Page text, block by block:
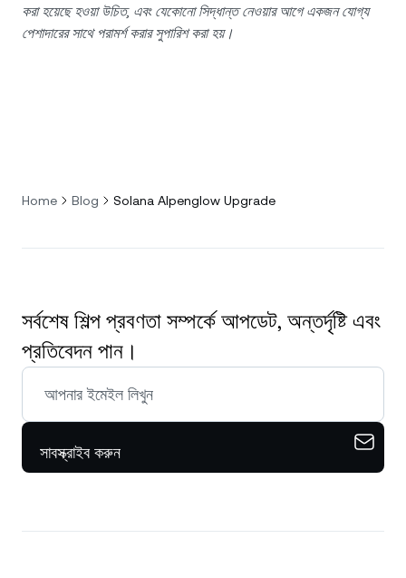
করা হয়েছে হওয়া উচিত, এবং যেকোনো সিদ্ধান্ত নেওয়ার আগে একজন যোগ্য
পেশাদারের সাথে পরামর্শ করার সুপারিশ করা হয়।
Home Blog Solana Alpenglow Upgrade
সর্বশেষ শিল্প প্রবণতা সম্পর্কে আপডেট, অন্তর্দৃষ্টি এবং
প্রতিবেদন পান।
সাবস্ক্রাইব করুন